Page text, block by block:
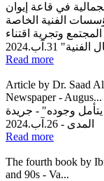
في قاعة إيوان
الفنية الخاصة
وتجرية اقتناء
Read more
Article by Dr. Saad
Newspaper - Augus...
وجوده" - جريدة
المدى - 26.آب.2024
Read more
The fourth book by
and 90s - Va...